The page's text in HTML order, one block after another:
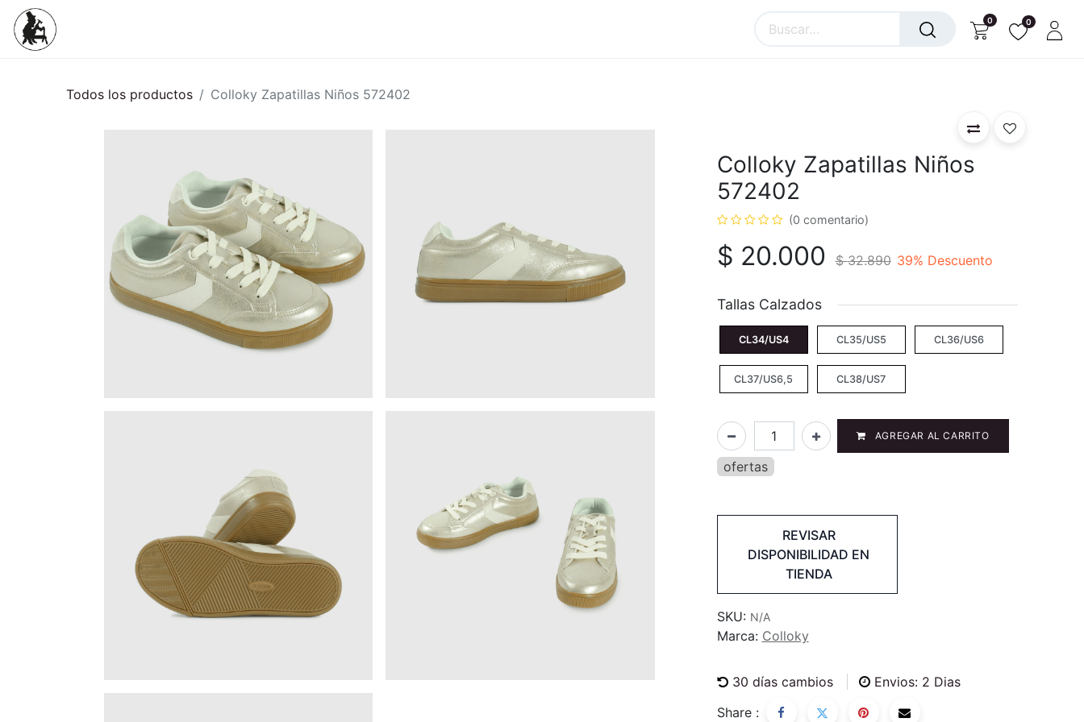
0 0
Todos los productos Colloky Zapatillas Niños 572402
Colloky Zapatillas Niños
572402
(0 comentario)
$ 20.000 $32.890 39% Descuento
Tallas Calzados
CL34/US4 CL35/US5 CL36/US6
CL37/US6,5 CL38/US7
AGREGAR AL CARRITO
ofertas
REVISAR
DISPONIBILIDAD EN
TIENDA
SKU: N/A
Marca: Colloky
30 días cambios
Envios: 2 Dias
Share :